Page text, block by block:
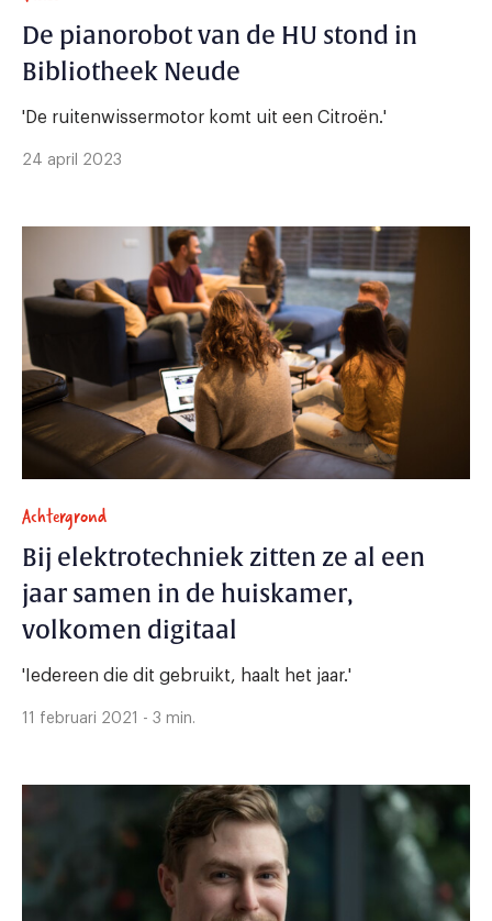
De pianorobot van de HU stond in
Bibliotheek Neude
'De ruitenwissermotor komt uit een Citroën.'
24 april 2023
Achtergrond
Bij elektrotechniek zitten ze al een
jaar samen in de huiskamer,
volkomen digitaal
'Iedereen die dit gebruikt, haalt het jaar.'
11 februari 2021 - 3 min.